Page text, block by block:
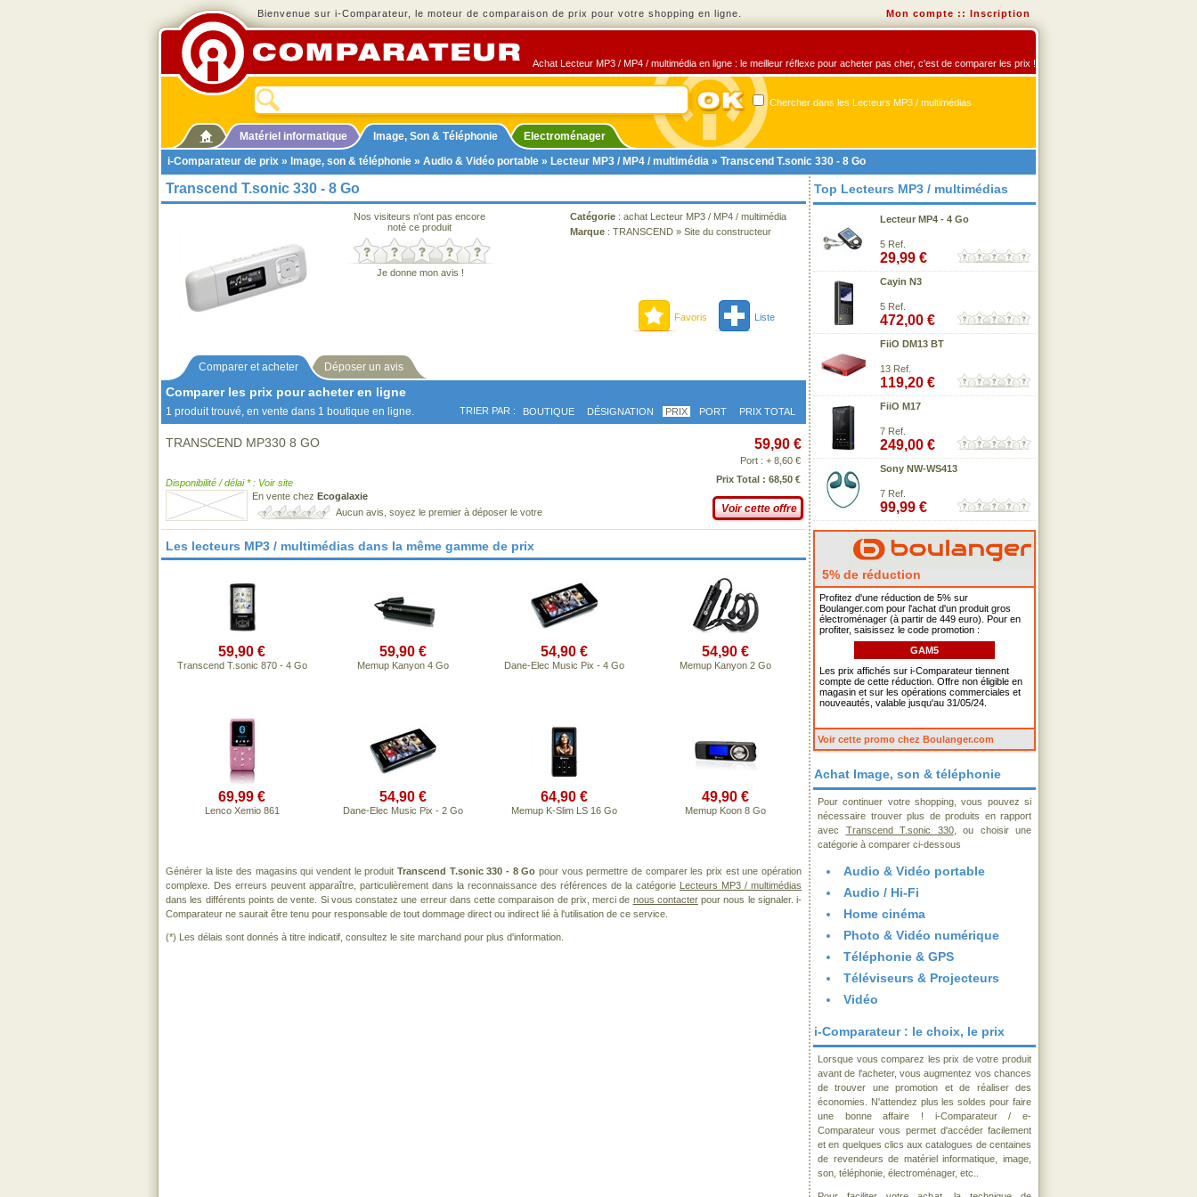
Bienvenue sur i-Comparateur, le moteur de comparaison de prix pour votre shopping en ligne. Mon compte :: Inscription
Achat Lecteur MP3 / MP4 / multimédia en ligne : le meilleur réflexe pour acheter pas cher, c'est de comparer les prix !
Chercher dans les Lecteurs MP3 / multimédias
Matériel informatique Image, Son & Téléphonie
Electroménager
i-Comparateur de prix » Image, son & téléphonie » Audio & Vidéo portable » Lecteur MP3 / MP4 / multimédia » Transcend T.sonic 330 - 8 Go
Transcend T.sonic 330 - 8 Go
Nos visiteurs n'ont pas encore
noté ce produit
Je donne mon avis !
Catégorie : achat Lecteur MP3 / MP4 / multimédia
Marque : TRANSCEND » Site du constructeur
Favoris Liste
Comparer et acheter Déposer un avis
Comparer les prix pour acheter en ligne
1 produit trouvé, en vente dans 1 boutique en ligne. TRIER PAR : BOUTIQUE DÉSIGNATION PRIX PORT PRIX TOTAL
TRANSCEND MP330 8 GO
Disponibilité / délai * : Voir site
En vente chez Ecogalaxie
Aucun avis, soyez le premier à déposer le votre
59,90 €
Port : + 8,60 €
Prix Total : 68,50 €
Voir cette offre
Les lecteurs MP3 / multimédias dans la même gamme de prix
59,90 €
Transcend T.sonic 870 - 4 Go
59,90 €
Memup Kanyon 4 Go
54,90 €
Dane-Elec Music Pix - 4 Go
54,90 €
Memup Kanyon 2 Go
69,99 €
Lenco Xemio 861
54,90 €
Dane-Elec Music Pix - 2 Go
64,90 €
Memup K-Slim LS 16 Go
49,90 €
Memup Koon 8 Go
Générer la liste des magasins qui vendent le produit Transcend T.sonic 330 - 8 Go pour vous permettre de comparer les prix est une opération
complexe. Des erreurs peuvent apparaître, particulièrement dans la reconnaissance des références de la catégorie Lecteurs MP3 / multimédias
dans les différents points de vente. Si vous constatez une erreur dans cette comparaison de prix, merci de nous contacterpour nous le signaler. i-
Comparateur ne saurait être tenu pour responsable de tout dommage direct ou indirect lié à l'utilisation de ce service.
(*) Les délais sont donnés à titre indicatif, consultez le site marchand pour plus d'information.
Top Lecteurs MP3 / multimédias
Lecteur MP4 - 4 Go
5 Ref.
29,99 €
Cayin N3
5 Ref.
472,00 €
FiiO DM13 BT
13 Ref.
119,20 €
FiiO M17
7 Ref.
249,00 €
Sony NW-WS413
7 Ref.
99,99 €
5% de réduction
Profitez d'une réduction de 5% sur
Boulanger.com pour l'achat d'un produit gros
électroménager (à partir de 449 euro). Pour en
profiter, saisissez le code promotion :
GAM5
Les prix affichés sur i-Comparateur tiennent
compte de cette réduction. Offre non éligible en
magasin et sur les opérations commerciales et
nouveautés, valable jusqu'au 31/05/24.
Voir cette promo chez Boulanger.com
Achat Image, son & téléphonie
Pour continuer votre shopping, vous pouvez si
nécessaire trouver plus de produits en rapport
avec Transcend T.sonic 330, ou choisir une
catégorie à comparer ci-dessous
Audio & Vidéo portable
Audio / Hi-Fi
Home cinéma
Photo & Vidéo numérique
Téléphonie & GPS
Téléviseurs & Projecteurs
Vidéo
i-Comparateur : le choix, le prix
Lorsque vous comparez les prix de votre produit
avant de l'acheter, vous augmentez vos chances
de trouver une promotion et de réaliser des
économies. N'attendez plus les soldes pour faire
une bonne affaire ! i-Comparateur / e-
Comparateur vous permet d'accéder facilement
et en quelques clics aux catalogues de centaines
de revendeurs de matériel informatique, image,
son, téléphonie, électroménager, etc..